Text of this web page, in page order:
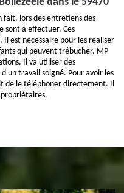
fait, lors des entretiens des
sont à effectuer. Ces
Il est nécessaire pour les réaliser
qui peuvent trébucher. MP
Il va utiliser des
travail soigné. Pour avoir les
de le téléphoner directement. Il
propriétaires.